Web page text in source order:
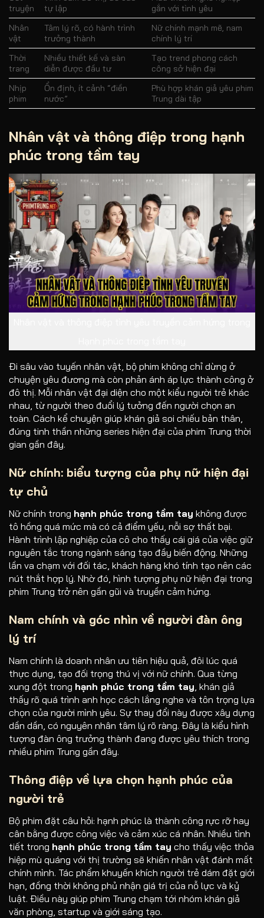
truyện
tự lập
gắn với tình yêu
Nhân
vật
Tâm lý rõ, có hành trình
trưởng thành
Nữ chính mạnh mẽ, nam
chính lý trí
Thời
trang
Nhiều thiết kế và sàn
diễn được đầu tư
Tạo trend phong cách
công sở hiện đại
Nhịp
phim
Ổn định, ít cảnh “điền
nước”
Phù hợp khán giả yêu phim
Trung dài tập
Nhân vật và thông điệp trong hạnh
phúc trong tầm tay
Đi sâu vào tuyến nhân vật, bộ phim không chỉ dừng ở
chuyện yêu đương mà còn phản ánh áp lực thành công ở
đô thị. Mỗi nhân vật đại diện cho một kiểu người trẻ khác
nhau, từ người theo đuổi lý tưởng đến người chọn an
toàn. Cách kể chuyện giúp khán giả soi chiếu bản thân,
đúng tinh thần những series hiện đại của phim Trung thời
gian gần đây.
Nữ chính: biểu tượng của phụ nữ hiện đại
tự chủ
Nữ chính trong hạnh phúc trong tầm tay không được
tô hồng quá mức mà có cả điểm yếu, nỗi sợ thất bại.
Hành trình lập nghiệp của cô cho thấy cái giá của việc giữ
nguyên tắc trong ngành sáng tạo đầy biến động. Những
lần va chạm với đối tác, khách hàng khó tính tạo nên các
nút thắt hợp lý. Nhờ đó, hình tượng phụ nữ hiện đại trong
phim Trung trở nên gần gũi và truyền cảm hứng.
Nam chính và góc nhìn về người đàn ông
lý trí
Nam chính là doanh nhân ưu tiên hiệu quả, đôi lúc quá
thực dụng, tạo đối trọng thú vị với nữ chính. Qua từng
xung đột trong hạnh phúc trong tầm tay , khán giả
thấy rõ quá trình anh học cách lắng nghe và tôn trọng lựa
chọn của người mình yêu. Sự thay đổi này được xây dựng
dần dần, có nguyên nhân tâm lý rõ ràng. Đây là kiểu hình
tượng đàn ông trưởng thành đang được yêu thích trong
nhiều phim Trung gần đây.
Thông điệp về lựa chọn hạnh phúc của
người trẻ
Bộ phim đặt câu hỏi: hạnh phúc là thành công rực rỡ hay
cân bằng được công việc và cảm xúc cá nhân. Nhiều tình
tiết trong hạnh phúc trong tầm tay cho thấy việc thỏa
hiệp mù quáng với thị trường sẽ khiến nhân vật đánh mất
chính mình. Tác phẩm khuyến khích người trẻ dám đặt giới
hạn, đồng thời không phủ nhận giá trị của nỗ lực và kỷ
luật. Điều này giúp phim Trung chạm tới nhóm khán giả
văn phòng, startup và giới sáng tạo.